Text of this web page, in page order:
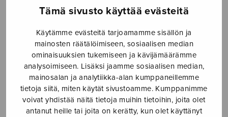
Tämä sivusto käyttää evästeitä
Käytämme evästeitä tarjoamamme sisällön ja
mainosten räätälöimiseen, sosiaalisen median
ominaisuuksien tukemiseen ja kävijämäärämme
analysoimiseen. Lisäksi jaamme sosiaalisen median,
mainosalan ja analytiikka-alan kumppaneillemme
tietoja siitä, miten käytät sivustoamme. Kumppanimme
voivat yhdistää näitä tietoja muihin tietoihin, joita olet
antanut heille tai joita on kerätty, kun olet käyttänyt
› Nuottikauppa › Soitinmusiikki › Sonata